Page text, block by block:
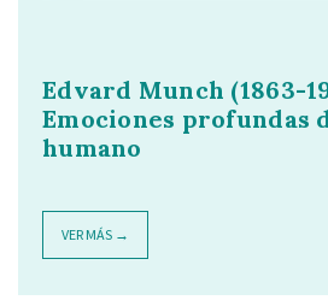
Edvard Munch (1863-
Emociones profundas
humano
VER MÁS →